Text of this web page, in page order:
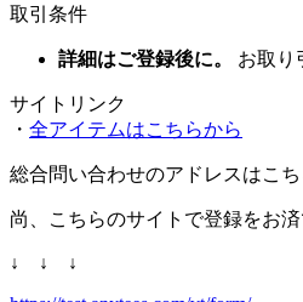
取引条件
詳細はご登録後に。 お取り
サイトリンク
・ 全アイテムはこちらから
総合問い合わせのアドレスはこ
尚、こちらのサイトで登録をお
↓ ↓ ↓